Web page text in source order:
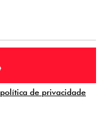
política de privacidade